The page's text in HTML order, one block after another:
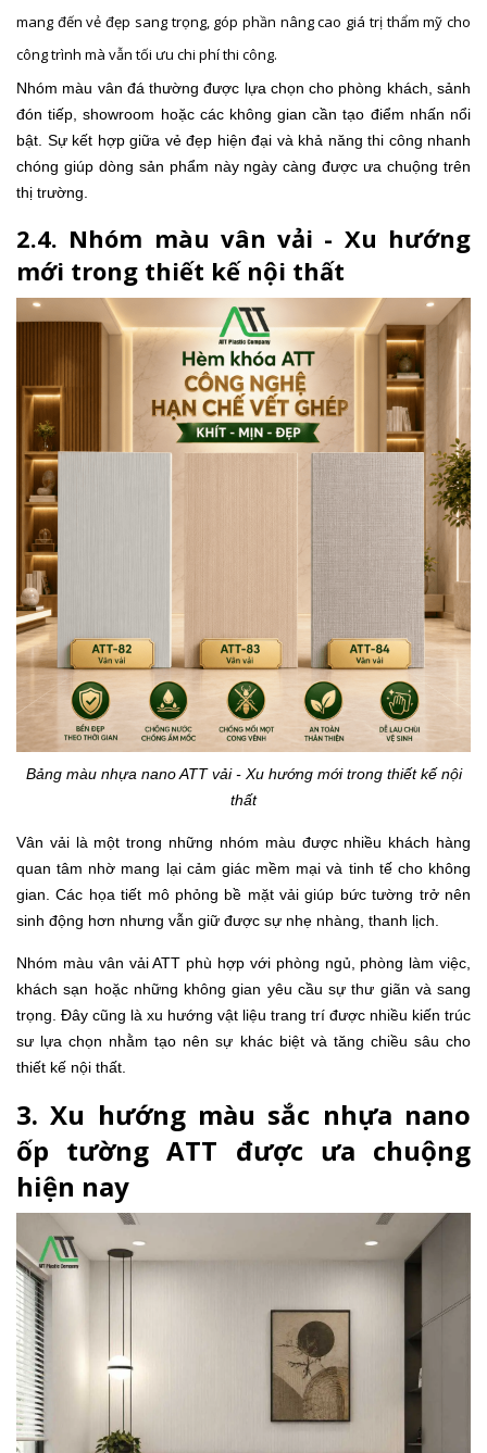
mang đến vẻ đẹp sang trọng, góp phần nâng cao giá trị thẩm mỹ cho
công trình mà vẫn tối ưu chi phí thi công.
Nhóm màu vân đá thường được lựa chọn cho phòng khách, sảnh
đón tiếp, showroom hoặc các không gian cần tạo điểm nhấn nổi
bật. Sự kết hợp giữa vẻ đẹp hiện đại và khả năng thi công nhanh
chóng giúp dòng sản phẩm này ngày càng được ưa chuộng trên
thị trường.
2.4. Nhóm màu vân vải - Xu hướng
mới trong thiết kế nội thất
Bảng màu nhựa nano ATT vải - Xu hướng mới trong thiết kế nội
thất
Vân vải là một trong những nhóm màu được nhiều khách hàng
quan tâm nhờ mang lại cảm giác mềm mại và tinh tế cho không
gian. Các họa tiết mô phỏng bề mặt vải giúp bức tường trở nên
sinh động hơn nhưng vẫn giữ được sự nhẹ nhàng, thanh lịch.
Nhóm màu vân vải ATT phù hợp với phòng ngủ, phòng làm việc,
khách sạn hoặc những không gian yêu cầu sự thư giãn và sang
trọng. Đây cũng là xu hướng vật liệu trang trí được nhiều kiến trúc
sư lựa chọn nhằm tạo nên sự khác biệt và tăng chiều sâu cho
thiết kế nội thất.
3. Xu hướng màu sắc nhựa nano
ốp tường ATT được ưa chuộng
hiện nay